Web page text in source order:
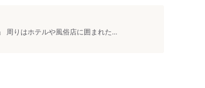
周りはホテルや風俗店に囲まれた...